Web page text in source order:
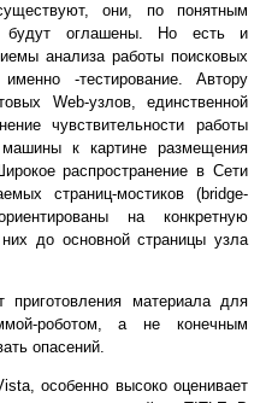
они, по понятным
будут оглашены. Но есть и
анализа работы поисковых
-тестирование. Автору
Web-узлов, единственной
чувствительности работы
машины к картине размещения
распространение в Сети
страниц-мостиков (bridge-
на конкретную
до основной страницы узла
приготовления материала для
роботом, а не конечным
опасений.
особенно высоко оценивает